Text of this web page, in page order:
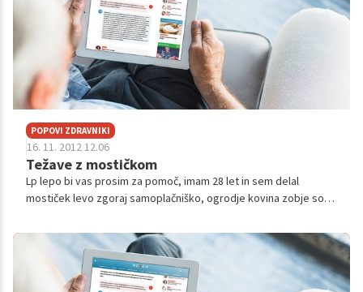
POPOVI ZDRAVNIKI
16. 11. 2012 12.06
Težave z mostičkom
Lp lepo bi vas prosim za pomoč, imam 28 let in sem delal
mostiček levo zgoraj samoplačniško, ogrodje kovina zobje so
takole, zadnji ...